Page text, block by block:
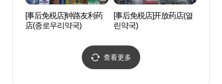
[事后免税店]钟路友利药
店(종로우리약국)
[事后免税店]开放药店(열
린약국)
查看更多